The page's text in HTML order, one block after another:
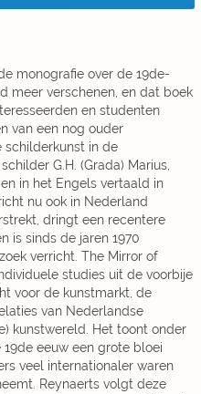
monografie over de 19de-
meer verschenen, en dat boek
en studenten
van een nog ouder
schilderkunst in de
G.H. (Grada) Marius,
in het Engels vertaald in
nu ook in Nederland
dringt een recentere
is sinds de jaren 1970
verricht. The Mirror of
studies uit de voorbije
voor de kunstmarkt, de
van Nederlandse
kunstwereld. Het toont onder
eeuw een grote bloei
veel internationaler waren
Reynaerts volgt deze